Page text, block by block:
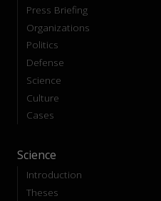
Press Briefing
Organizations
Politics
Defense
Science
Culture
Cases
Science
Introduction
Theses